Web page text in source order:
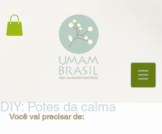
DIY: Potes da calma
Você vai precisar de: